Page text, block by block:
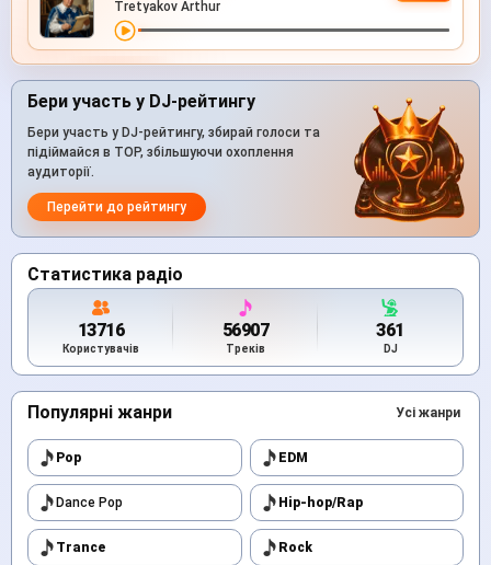
Tretyakov Arthur
Бери участь у DJ-рейтингу
Бери участь у DJ-рейтингу, збирай голоси та
підіймайся в TOP, збільшуючи охоплення
аудиторії.
Перейти до рейтингу
Статистика радіо
13716
Користувачів
56907
Треків
361
DJ
Популярні жанри Усі жанри
Pop EDM
Dance Pop Hip-hop/Rap
Trance Rock